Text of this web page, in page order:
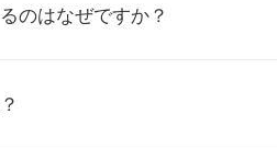
のはなぜですか？